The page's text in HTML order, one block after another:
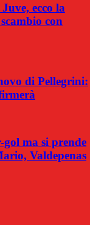
ecco la
con
di Pellegrini:
ma si prende
Valdepenas